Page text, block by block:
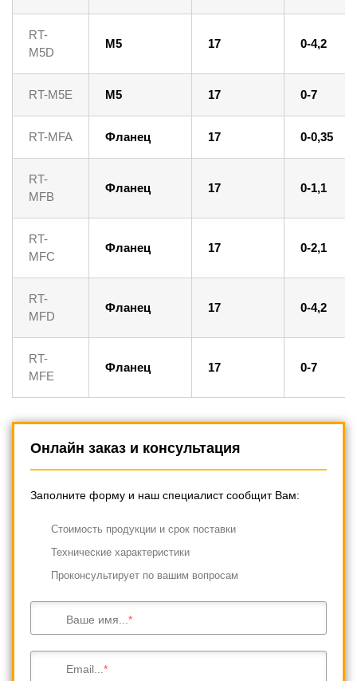
RT-
M5D
M5 17 0-4,2
RT-M5E M5 17 0-7
RT-MFA Фланец 17 0-0,35
RT-
MFB
Фланец 17 0-1,1
RT-
MFC
Фланец 17 0-2,1
RT-
MFD
Фланец 17 0-4,2
RT-
MFE
Фланец 17 0-7
Онлайн заказ и консультация
Заполните форму и наш специалист сообщит Вам:
Cтоимость продукции и срок поставки
Технические характеристики
Проконсультирует по вашим вопросам
Ваше имя...
Email...